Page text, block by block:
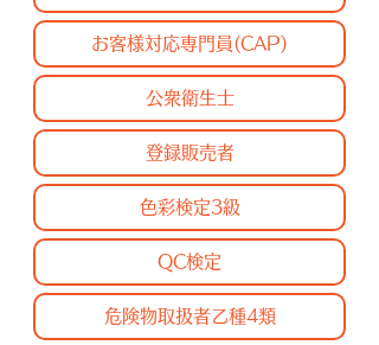
お客様対応専門員(CAP)
公衆衛生士
登録販売者
色彩検定3級
QC検定
危険物取扱者乙種4類